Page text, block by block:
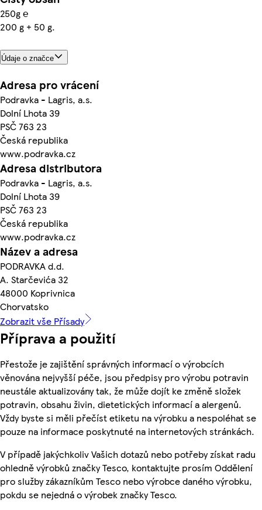
250g ℮
200 g + 50 g.
Údaje o značce
Adresa pro vrácení
Podravka - Lagris, a.s.
Dolní Lhota 39
PSČ 763 23
Česká republika
www.podravka.cz
Adresa distributora
Podravka - Lagris, a.s.
Dolní Lhota 39
PSČ 763 23
Česká republika
www.podravka.cz
Název a adresa
PODRAVKA d.d.
A. Starčevića 32
48000 Koprivnica
Chorvatsko
Zobrazit vše Přísady
Příprava a použití
Přestože je zajištění správných informací o výrobcích
věnována nejvyšší péče, jsou předpisy pro výrobu potravin
neustále aktualizovány tak, že může dojít ke změně složek
potravin, obsahu živin, dietetických informací a alergenů.
Vždy byste si měli přečíst etiketu na výrobku a nespoléhat se
pouze na informace poskytnuté na internetových stránkách.
V případě jakýchkoliv Vašich dotazů nebo potřeby získat radu
ohledně výrobků značky Tesco, kontaktujte prosím Oddělení
pro služby zákazníkům Tesco nebo výrobce daného výrobku,
pokdu se nejedná o výrobek značky Tesco.